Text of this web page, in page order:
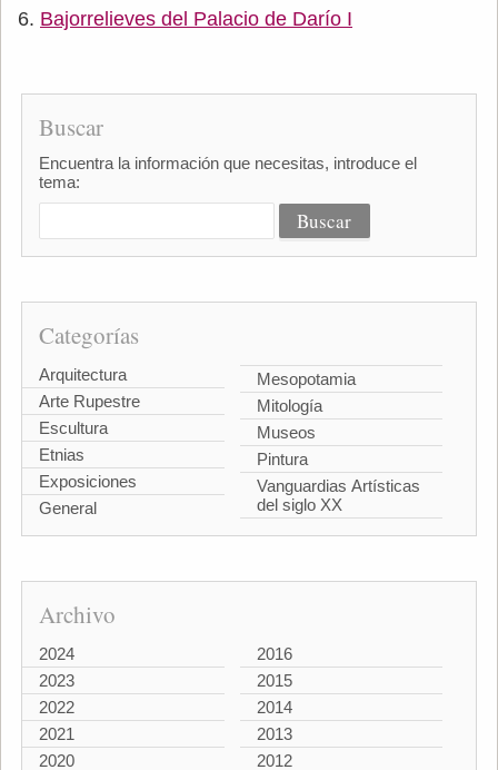
Bajorrelieves del Palacio de Darío I
Buscar
Encuentra la información que necesitas, introduce el
tema:
Categorías
Arquitectura
Arte Rupestre
Escultura
Etnias
Exposiciones
General
Mesopotamia
Mitología
Museos
Pintura
Vanguardias Artísticas
del siglo XX
Archivo
2024
2023
2022
2021
2020
2016
2015
2014
2013
2012